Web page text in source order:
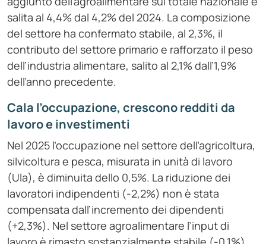
salita al 4,4% dal 4,2% del 2024. La composizione
del settore ha confermato stabile, al 2,3%, il
contributo del settore primario e rafforzato il peso
dell’industria alimentare, salito al 2,1% dall’1,9%
dell’anno precedente.
Cala l’occupazione, crescono redditi da
lavoro e investimenti
Nel 2025 l’occupazione nel settore dell’agricoltura,
silvicoltura e pesca, misurata in unità di lavoro
(Ula), è diminuita dello 0,5%. La riduzione dei
lavoratori indipendenti (-2,2%) non è stata
compensata dall’incremento dei dipendenti
(+2,3%). Nel settore agroalimentare l’input di